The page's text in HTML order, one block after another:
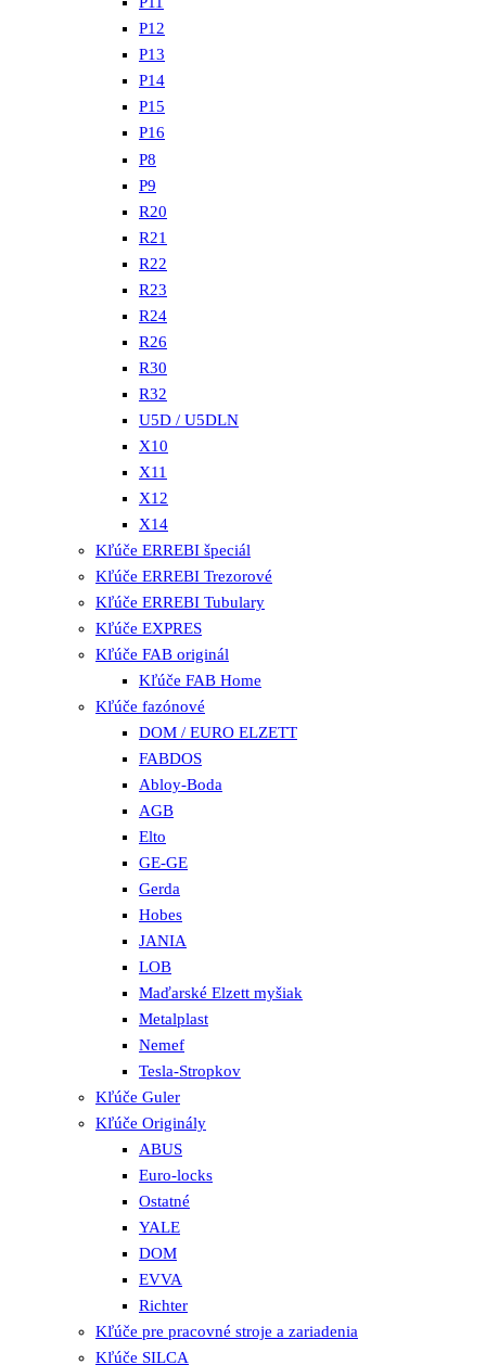
P12
P13
P14
P15
P16
P8
P9
R20
R21
R22
R23
R24
R26
R30
R32
U5D / U5DLN
X10
X11
X12
X14
Kľúče ERREBI špeciál
Kľúče ERREBI Trezorové
Kľúče ERREBI Tubulary
Kľúče EXPRES
Kľúče FAB originál
Kľúče FAB Home
Kľúče fazónové
DOM / EURO ELZETT
FABDOS
Abloy-Boda
AGB
Elto
GE-GE
Gerda
Hobes
JANIA
LOB
Maďarské Elzett myšiak
Metalplast
Nemef
Tesla-Stropkov
Kľúče Guler
Kľúče Originály
ABUS
Euro-locks
Ostatné
YALE
DOM
EVVA
Richter
Kľúče pre pracovné stroje a zariadenia
Kľúče SILCA